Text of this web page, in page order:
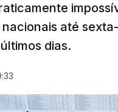
até
dias.